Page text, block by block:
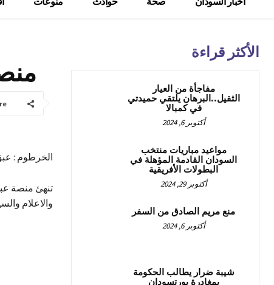
الخرطوم :
تنهئ منصة
والاعلام
الأكثر قراءة
مفاجأة من العيار
الثقيل..البرهان يلتقي حميدتي
في كمبالا
أكتوبر 6, 2024
مواعيد مباريات منتخب
السودان القادمة المؤهلة في
البطولات الأفريقية
أكتوبر 29, 2024
منع مريم الصادق من السفر
أكتوبر 6, 2024
شيبة ضرار يطالب الحكومة
بمغادرة بورتسودان